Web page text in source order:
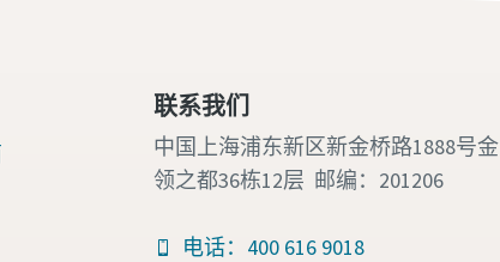
联系我们
中国上海浦东新区新金桥路1888号金
领之都36栋12层 邮编：201206
电话：400 616 9018